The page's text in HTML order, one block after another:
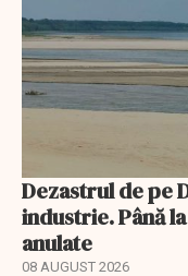
Dezastrul de pe
industrie. Până
anulate
08 AUGUST 2026